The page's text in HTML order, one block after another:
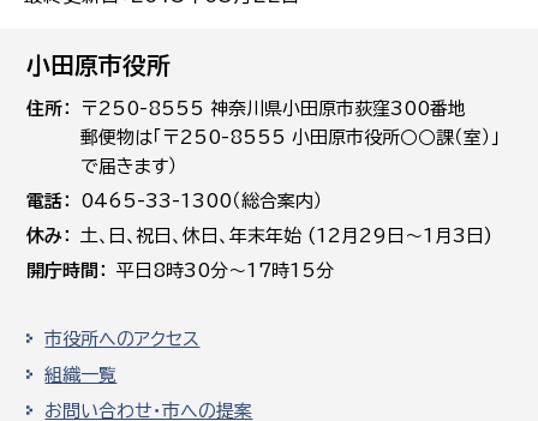
小田原市役所
住所
〒250-8555 神奈川県小田原市荻窪300番地
郵便物は「〒250-8555 小田原市役所○○課（室）」
で届きます）
電話
0465-33-1300（総合案内）
休み
土､日､祝日、休日、年末年始 (12月29日～1月3日)
開庁時間
平日8時30分～17時15分
市役所へのアクセス
組織一覧
お問い合わせ・市への提案